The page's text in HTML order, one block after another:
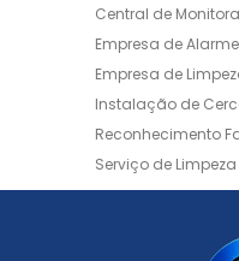
Central de
Empresa de
Empresa de
Instalação de
Reconhecimento
Serviço de
Zeladoria de